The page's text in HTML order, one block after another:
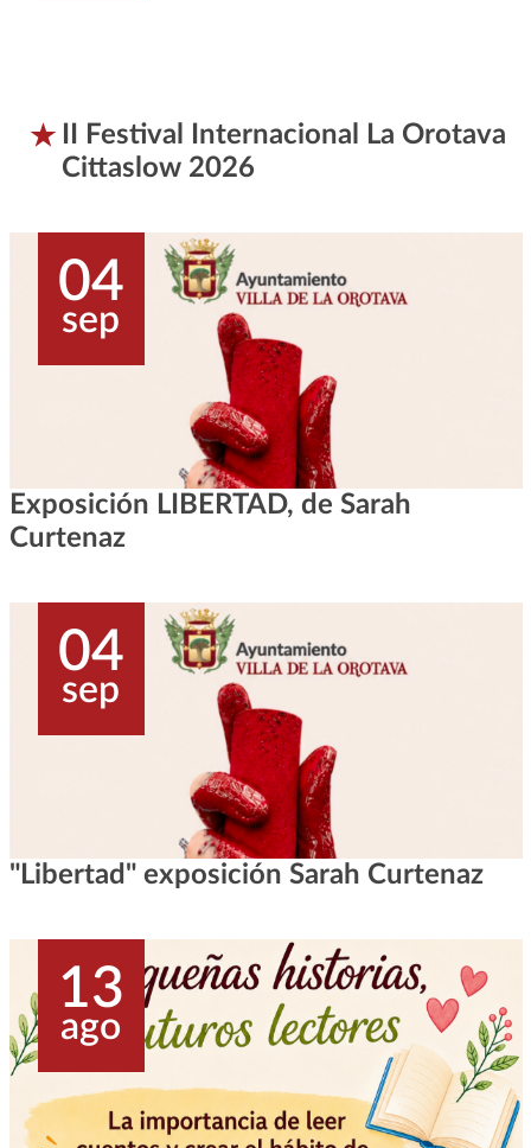
II Festival Internacional La Orotava
Cittaslow 2026
04
sep
Exposición LIBERTAD, de Sarah
Curtenaz
04
sep
"Libertad" exposición Sarah Curtenaz
13
ago